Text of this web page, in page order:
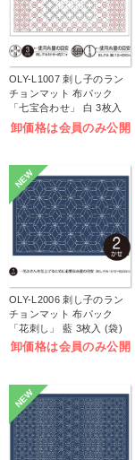
OLY-L1007 刺し子のラン
チョンマット 布パック
「七宝合わせ」 白 3枚入
(袋)
卸価格は会員のみ公開
NEW
OLY-L2006 刺し子のラン
チョンマット 布パック
「花刺し」 藍 3枚入 (袋)
卸価格は会員のみ公開
NEW